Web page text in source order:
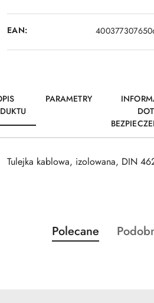
EAN:
PARAMETRY
Tulejka kablowa, izolowana, DIN
Pomiń karuzelę produktów
Produkty
o
Polecane